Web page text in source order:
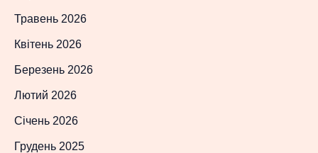
Травень 2026
Квітень 2026
Березень 2026
Лютий 2026
Січень 2026
Грудень 2025